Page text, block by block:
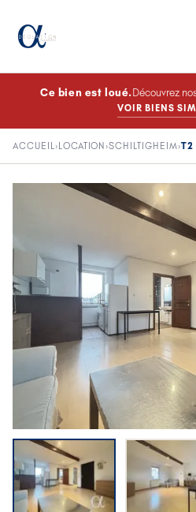
Ce bien est loué.Découvrez
VOIR BIENS
ACCUEIL› LOCATION›SCHILTIGHEIM›T2
LOUÉ